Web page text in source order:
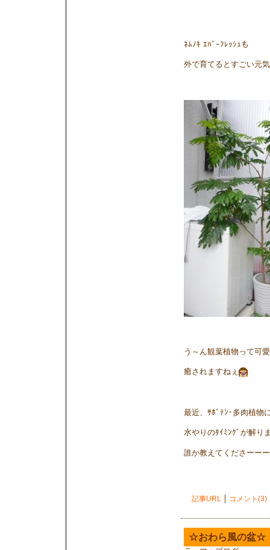
ﾈﾑﾉｷ ｴﾊﾞｰﾌﾚｯｼｭも
外で育てるとすごい元
う～ん観葉植物って可
癒されますねぇ
最近、ｻﾎﾞﾃﾝ･多肉植物
水やりのﾀｲﾐﾝｸﾞが解り
誰か教えてくださーー
記事URL コメント(3)
☆おわら風の盆☆